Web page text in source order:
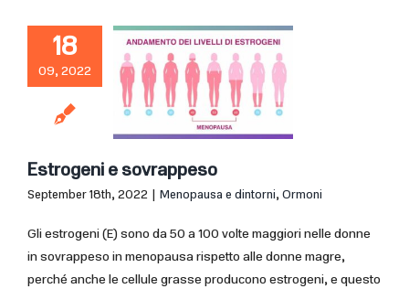
18
09, 2022
Estrogeni e sovrappeso
September 18th, 2022 | Menopausa e dintorni, Ormoni
Gli estrogeni (E) sono da 50 a 100 volte maggiori nelle donne
in sovrappeso in menopausa rispetto alle donne magre,
perché anche le cellule grasse producono estrogeni, e questo